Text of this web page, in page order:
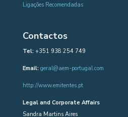
Ligações Recomendadas
Contactos
Tel:+351 938 254 749
Email: geral@aem-portugal.com
http://www.emitentes.pt
Legal and Corporate Affairs
Sandra Martins Aires